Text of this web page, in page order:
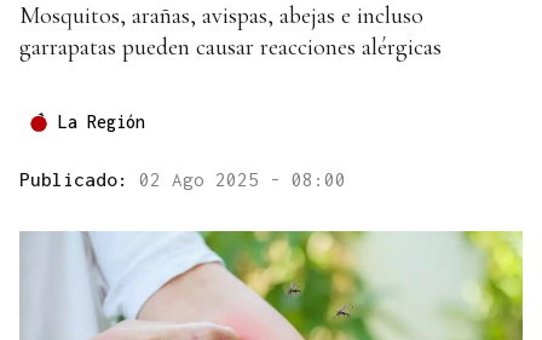
Mosquitos, arañas, avispas, abejas e incluso
garrapatas pueden causar reacciones alérgicas
La Región
Publicado: 02 Ago 2025 - 08:00